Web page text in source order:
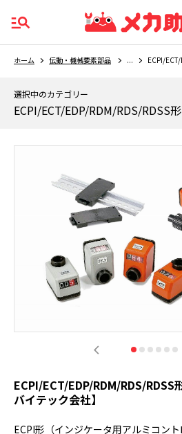
ホーム 伝動・機械要素部品 ... ECPI/
選択中のカテゴリー
ECPI/ECT/EDP/RDM/RDS/RDSS形
ECPI/ECT/EDP/RDM/RDS/
バイテック会社】
ECPI形（インジケータ用アルミコント